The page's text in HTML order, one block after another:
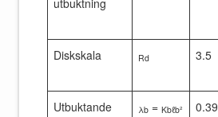
Diskskala
Rd 3.5
Utbuktande
λb =Kbℓb² 0.39